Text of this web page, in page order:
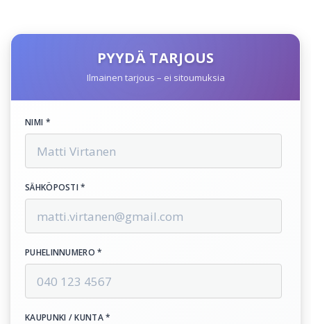
PYYDÄ TARJOUS
Ilmainen tarjous – ei sitoumuksia
NIMI *
SÄHKÖPOSTI *
PUHELINNUMERO *
KAUPUNKI / KUNTA *